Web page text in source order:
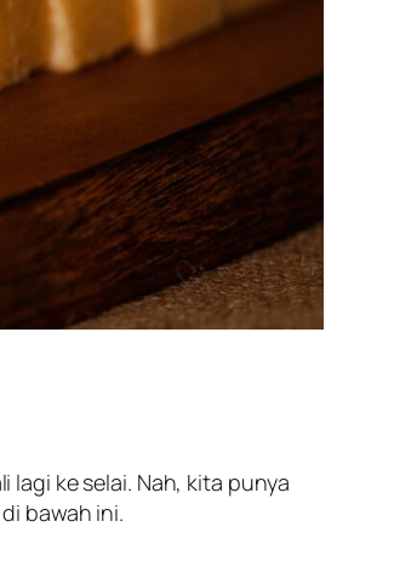
ke selai. Nah, kita punya
bawah ini.